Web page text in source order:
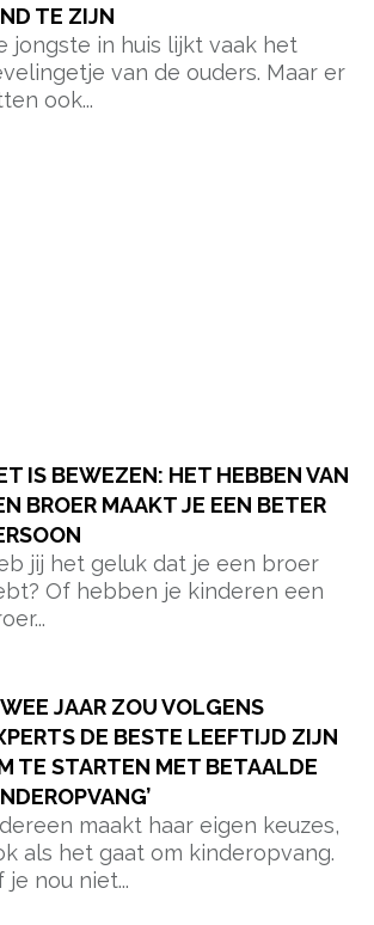
TE ZIJN
jongste in huis lijkt vaak het
van de ouders. Maar er
ook...
IS BEWEZEN: HET HEBBEN VAN
BROER MAAKT JE EEN BETER
jij het geluk dat je een broer
Of hebben je kinderen een
JAAR ZOU VOLGENS
DE BESTE LEEFTIJD ZIJN
TE STARTEN MET BETAALDE
maakt haar eigen keuzes,
als het gaat om kinderopvang.
je nou niet...